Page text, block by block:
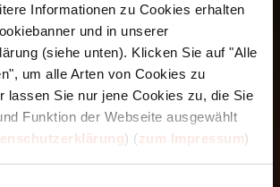
Informationen zu Cookies erhalten
und in unserer
(siehe unten). Klicken Sie auf "Alle
um alle Arten von Cookies zu
lassen Sie nur jene Cookies zu, die Sie
Funktion der Webseite ausgewählt
) (zum Impressum)
auch über unsere App
ortsunabhängig abrufbar – Ihre
sich Ihrem Leben an.
der Ausbildung im
in die Trauer-, Verlust- und